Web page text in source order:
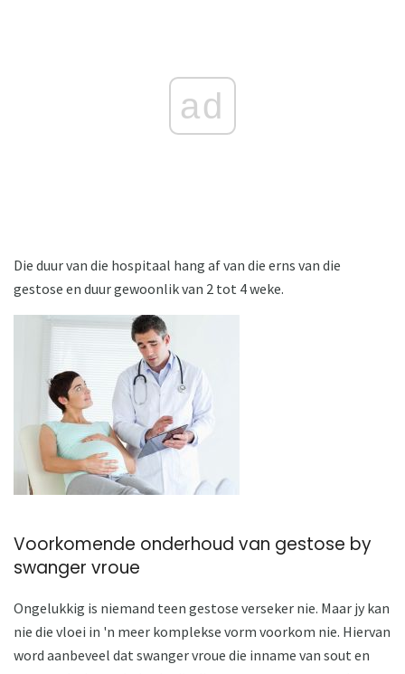
ad
Die duur van die hospitaal hang af van die erns van die
gestose en duur gewoonlik van 2 tot 4 weke.
Voorkomende onderhoud van gestose by
swanger vroue
Ongelukkig is niemand teen gestose verseker nie. Maar jy kan
nie die vloei in 'n meer komplekse vorm voorkom nie. Hiervan
word aanbeveel dat swanger vroue die inname van sout en